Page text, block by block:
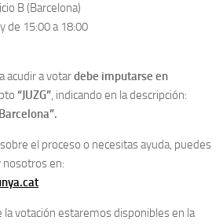
B (Barcelona)
de 15:00 a 18:00
acudir a votardebe imputarse en
“JUZG”, indicando en la descripción:
el proceso o necesitas ayuda, puedes
nosotros en:
la votación estaremos disponibles en la